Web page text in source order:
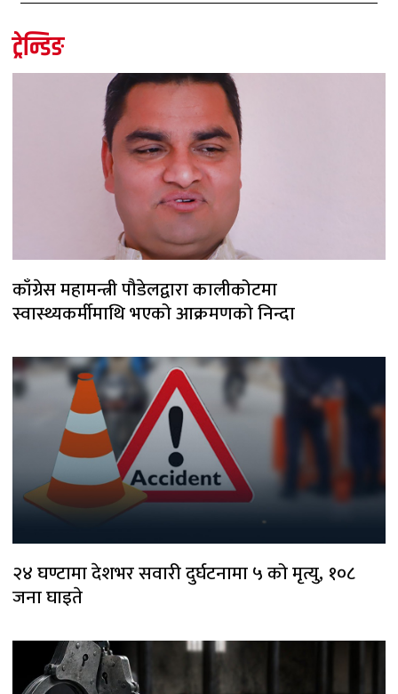
ट्रेन्डिङ
काँग्रेस महामन्त्री पौडेलद्वारा कालीकोटमा
स्वास्थ्यकर्मीमाथि भएको आक्रमणको निन्दा
२४ घण्टामा देशभर सवारी दुर्घटनामा ५ को मृत्यु, १०८
जना घाइते